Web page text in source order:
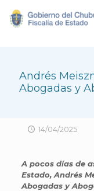
Andrés
Abogadas y
14/04/2025
A pocos días de
Estado, Andrés
Abogadas y